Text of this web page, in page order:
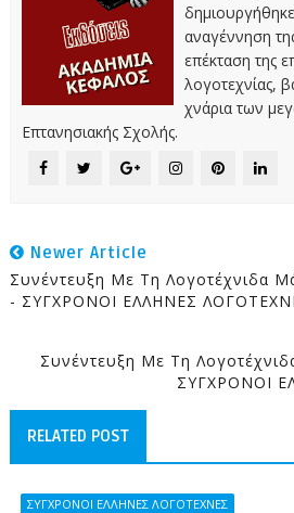
αναγέννηση
επέκταση της
λογοτεχνίας,
χνάρια των
Επτανησιακής Σχολής.
Newer Article
Συνέντευξη Με Τη Λογοτέχνιδα
- ΣΥΓΧΡΟΝΟΙ ΕΛΛΗΝΕΣ
Συνέντευξη Με Τη
ΣΥΓΧΡΟΝΟΙ
RELATED POST
ΣΥΓΧΡΟΝΟΙ ΕΛΛΗΝΕΣ ΛΟΓΟΤΕΧΝΕΣ